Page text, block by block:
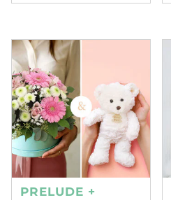
PRELUDE +